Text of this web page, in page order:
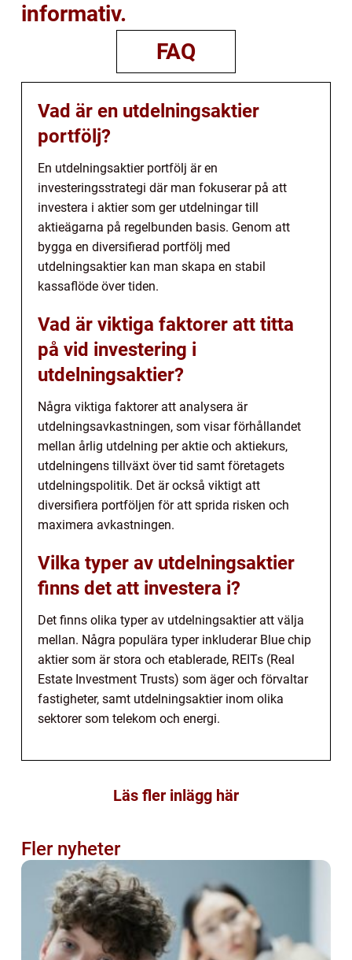
informativ.
FAQ
Vad är en utdelningsaktier
portfölj?
En utdelningsaktier portfölj är en
investeringsstrategi där man fokuserar på att
investera i aktier som ger utdelningar till
aktieägarna på regelbunden basis. Genom att
bygga en diversifierad portfölj med
utdelningsaktier kan man skapa en stabil
kassaflöde över tiden.
Vad är viktiga faktorer att titta
på vid investering i
utdelningsaktier?
Några viktiga faktorer att analysera är
utdelningsavkastningen, som visar förhållandet
mellan årlig utdelning per aktie och aktiekurs,
utdelningens tillväxt över tid samt företagets
utdelningspolitik. Det är också viktigt att
diversifiera portföljen för att sprida risken och
maximera avkastningen.
Vilka typer av utdelningsaktier
finns det att investera i?
Det finns olika typer av utdelningsaktier att välja
mellan. Några populära typer inkluderar Blue chip
aktier som är stora och etablerade, REITs (Real
Estate Investment Trusts) som äger och förvaltar
fastigheter, samt utdelningsaktier inom olika
sektorer som telekom och energi.
Läs fler inlägg här
Fler nyheter